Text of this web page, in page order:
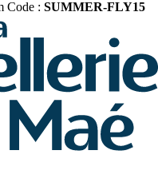
Code : SUMMER-FLY15